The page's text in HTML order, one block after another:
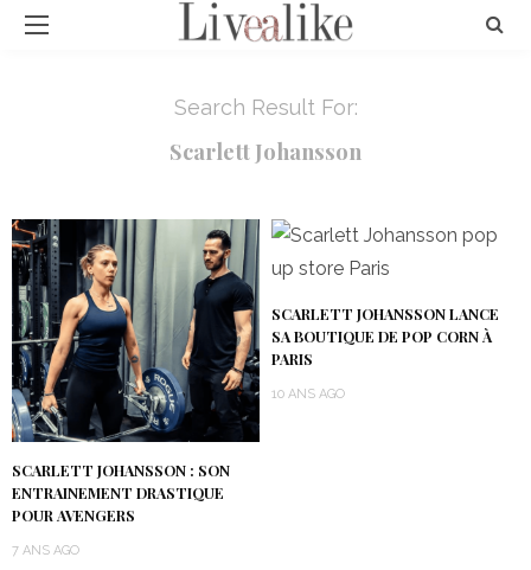
Search Result For:
Scarlett Johansson
SCARLETT JOHANSSON : SON
ENTRAINEMENT DRASTIQUE
POUR AVENGERS
7 ANS AGO
SCARLETT JOHANSSON LANCE
SA BOUTIQUE DE POP CORN À
PARIS
10 ANS AGO